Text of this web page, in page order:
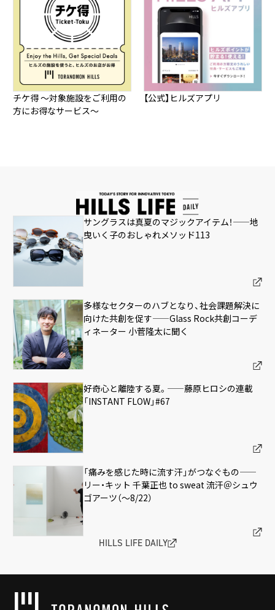
チケ得 ～対象施設をご利用の
方にお得なサービス～
【公式】ヒルズアプリ
サングラスは真夏のマジックアイテム！——地
曳いく子のおしゃれメソッド113
多様なセクターのハブとなり、社会課題解決に
向けた共創を促す——Glass Rock共創コーデ
ィネーター 小菅隆太に聞く
好奇心と離陸する夏。——藤原ヒロシの連載
「INSTANT FLOW」#67
「痛みを感じた時に流す汗」がつなぐもの——
リー・キット 千葉正也 to sweat 流汗＠シュウ
ゴアーツ（〜8/22）
HILLS LIFE DAILY